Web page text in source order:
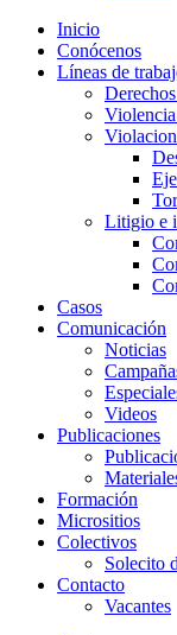
Inicio
Conócenos
Líneas de
Litigio e
Casos
Comunicación
Noticias
Videos
Publicaciones
Formación
Micrositios
Colectivos
Solecito
Contacto
Vacantes